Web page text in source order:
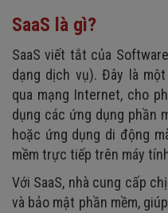
3. Phát triển các ứng
2. Khi nào nên chọn SaaS
SaaS?
SaaS là gì?
SaaS viết tắt của
dạng dịch vụ). Đây là
qua mạng Internet, cho
dụng các ứng dụng phần
hoặc ứng dụng di động
mềm trực tiếp trên máy
Với SaaS, nhà cung cấp
và bảo mật phần mềm,